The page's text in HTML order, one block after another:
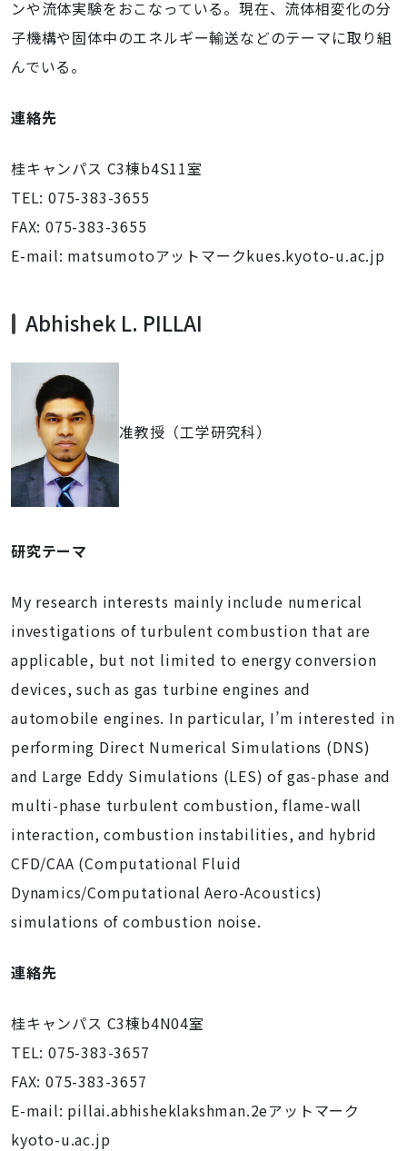
ンや流体実験をおこなっている。現在、流体相変化の分
子機構や固体中のエネルギー輸送などのテーマに取り組
んでいる。
連絡先
桂キャンパス C3棟b4S11室
TEL: 075-383-3655
FAX: 075-383-3655
E-mail: matsumotoアットマークkues.kyoto-u.ac.jp
Abhishek L. PILLAI
准教授（工学研究科）
研究テーマ
My research interests mainly include numerical
investigations of turbulent combustion that are
applicable, but not limited to energy conversion
devices, such as gas turbine engines and
automobile engines. In particular, I’m interested in
performing Direct Numerical Simulations (DNS)
and Large Eddy Simulations (LES) of gas-phase and
multi-phase turbulent combustion, flame-wall
interaction, combustion instabilities, and hybrid
CFD/CAA (Computational Fluid
Dynamics/Computational Aero-Acoustics)
simulations of combustion noise.
連絡先
桂キャンパス C3棟b4N04室
TEL: 075-383-3657
FAX: 075-383-3657
E-mail: pillai.abhisheklakshman.2eアットマーク
kyoto-u.ac.jp